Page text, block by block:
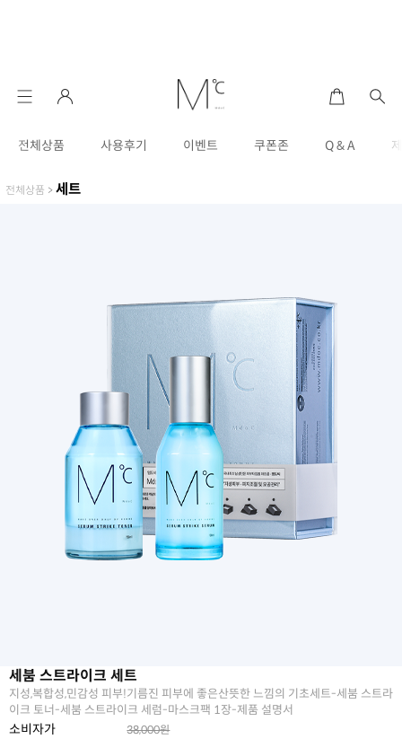
전체상품 사용후기 이벤트 쿠폰존 Q & A
전체상품 > 세트
세붐 스트라이크 세트
지성,복합성,민감성 피부!기름진 피부에 좋은산뜻한 느낌의 기초세트-세붐 스트라
이크 토너-세붐 스트라이크 세럼-마스크팩 1장-제품 설명서
소비자가 38,000원